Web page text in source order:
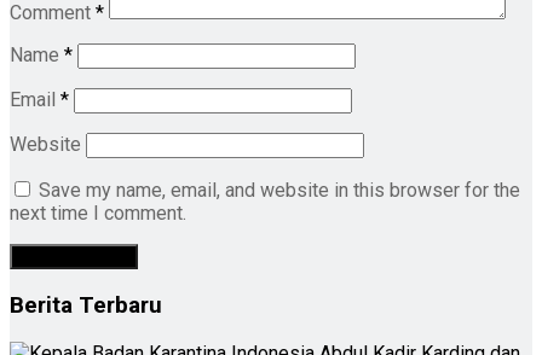
Comment *
Name *
Email *
Website
Save my name, email, and website in this browser for the
next time I comment.
Berita Terbaru